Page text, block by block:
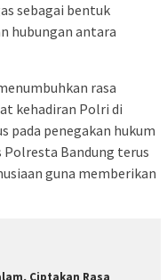
sebagai bentuk
hubungan antara
rasa
kehadiran Polri di
pada penegakan hukum
Bandung terus
guna memberikan